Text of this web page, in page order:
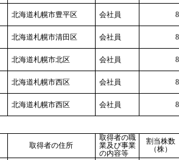
北海道札幌市豊平区 会社員 8
北海道札幌市清田区 会社員 8
北海道札幌市北区 会社員 8
北海道札幌市西区 会社員 8
北海道札幌市西区 会社員 8
取得者の住所
取得者の職
業及び事業
の内容等
割当株数
（株）